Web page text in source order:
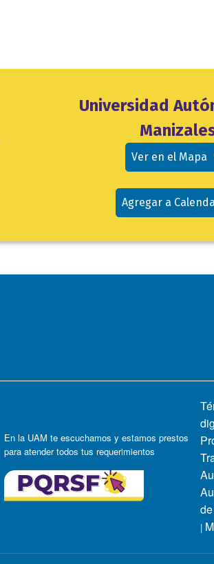
Ubicación
Universidad
Ver en el Mapa
Agregar a
En la UAM te escuchamos y estamos prestos
para atender todos tus requerimientos
|